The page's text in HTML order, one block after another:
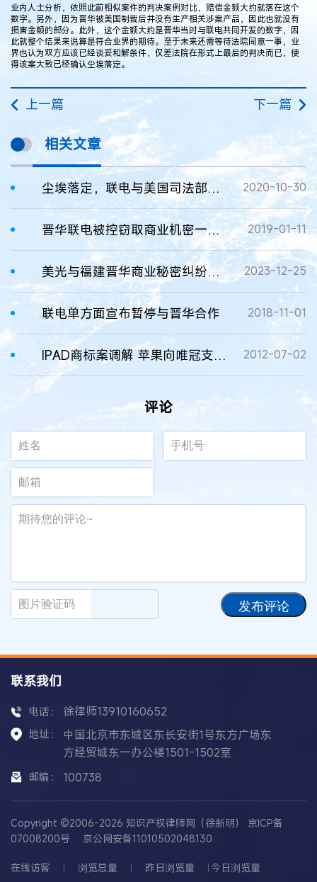
业内人士分析，依照此前相似案件的判决案例对比，赔偿金额大约就落在这个
数字。另外，因为晋华被美国制裁后并没有生产相关涉案产品，因此也就没有
损害金额的部分。此外，这个金额大约是晋华当时与联电共同开发的数字，因
此就整个结果来说算是符合业界的期待。至于未来还需等待法院同意一事，业
界也认为双方应该已经谈妥和解条件，仅差法院在形式上最后的判决而已，使
得该案大致已经确认尘埃落定。
上一篇 下一篇
相关文章
尘埃落定，联电与美国司法部达成6千万美元和解协议！ 2020-10-30
晋华联电被控窃取商业机密一案下月开庭，晋华：将向美国法院做出无罪抗辩 2019-01-11
美光与福建晋华商业秘密纠纷达成全球和解！ 2023-12-25
联电单方面宣布暂停与晋华合作 2018-11-01
IPAD商标案调解 苹果向唯冠支付6000万美元取得IPAD商标权 2012-07-02
评论
发布评论
联系我们
电话： 徐律师13910160652
地址：
中国北京市东城区东长安街1号东方广场东
方经贸城东一办公楼1501-1502室
邮编： 100738
Copyright ©2006-2026 知识产权律师网（徐新明） 京ICP备
07008200号
京公网安备11010502048130
在线访客 浏览总量 昨日浏览量 今日浏览量